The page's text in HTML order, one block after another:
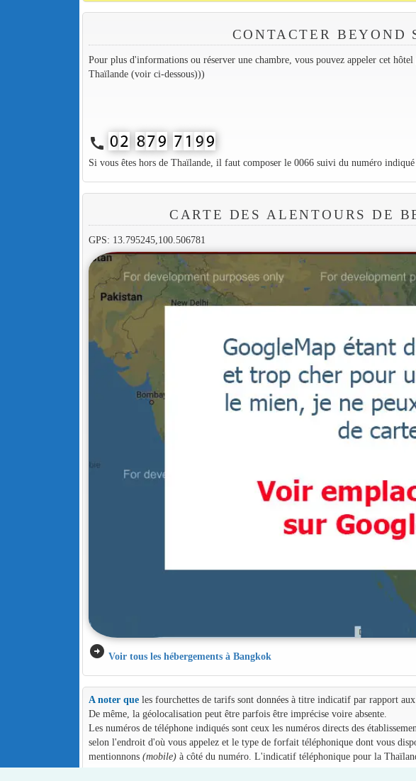
CONTACTER BEYOND
Pour plus d'informations ou réserver une chambre, vous pouvez appeler cet
Thaïlande (voir ci-dessous)))
call
Si vous êtes hors de Thaïlande, il faut composer le 0066 suivi du numéro indiqué
CARTE DES ALENTOURS DE
GPS: 13.795245,100.506781
arrow_circle_right Voir tous les hébergements à Bangkok
A noter queles fourchettes de tarifs sont données à titre indicatif par rapport
De même, la géolocalisation peut être parfois être imprécise voire absente.
Les numéros de téléphone indiqués sont ceux les numéros directs des
selon l'endroit d'où vous appelez et le type de forfait téléphonique dont vous
mentionnons (mobile)à côté du numéro. L'indicatif téléphonique pour la